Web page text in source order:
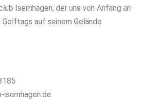
Isernhagen, der uns von Anfang an
auf seinem Gelände
isernhagen.de